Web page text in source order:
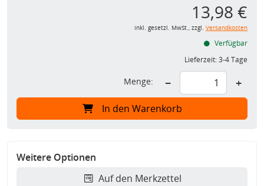
13,98 €
inkl. gesetzl. MwSt., zzgl. Versandkosten
Verfügbar
Lieferzeit:3-4 Tage
Menge: − +
In den Warenkorb
Weitere Optionen
Auf den Merkzettel